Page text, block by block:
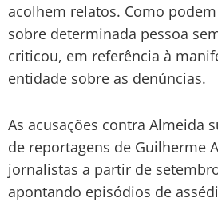
acolhem relatos. Como
sobre determinada pessoa
criticou, em referência à
entidade sobre as denúncias.
As acusações contra Almeida
de reportagens de Guilherme
jornalistas a partir de
apontando episódios de